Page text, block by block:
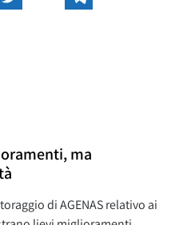
ma
di AGENAS relativo ai